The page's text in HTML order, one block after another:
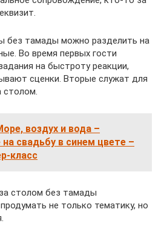
без тамады можно разделить на
Во время первых гости
на быстроту реакции,
сценки. Вторые служат для
столом.
воздух и вода –
свадьбу в синем цвете –
класс
столом без тамады
не только тематику, но